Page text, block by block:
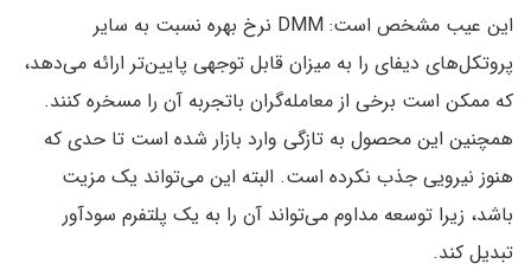
این عیب مشخص است: DMM نرخ بهره نسبت به سایر
پروتکل‌های دیفای را به میزان قابل توجهی پایین‌تر ارائه می‌دهد،
که ممکن است برخی از معامله‌گران باتجربه آن را مسخره کنند.
همچنین این محصول به تازگی وارد بازار شده است تا حدی که
هنوز نیرویی جذب نکرده است. البته این می‌تواند یک مزیت
باشد، زیرا توسعه مداوم می‌تواند آن را به یک پلتفرم سودآور
تبدیل کند.